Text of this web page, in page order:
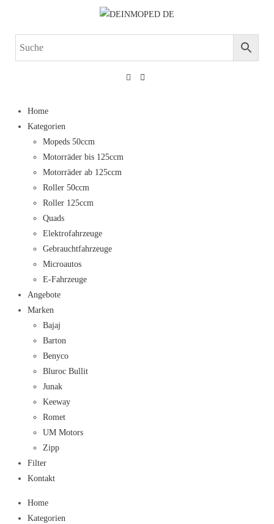
Home
Kategorien
Mopeds 50ccm
Motorräder bis 125ccm
Motorräder ab 125ccm
Roller 50ccm
Roller 125ccm
Quads
Elektrofahrzeuge
Gebrauchtfahrzeuge
Microautos
E-Fahrzeuge
Angebote
Marken
Bajaj
Barton
Benyco
Bluroc Bullit
Junak
Keeway
Romet
UM Motors
Zipp
Filter
Kontakt
Home
Kategorien